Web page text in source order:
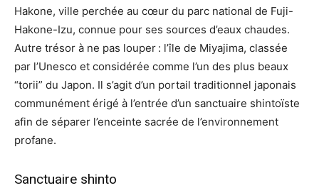
Hakone, ville perchée au cœur du parc national de Fuji-
Hakone-Izu, connue pour ses sources d’eaux chaudes.
Autre trésor à ne pas louper : l’île de Miyajima, classée
par l’Unesco et considérée comme l’un des plus beaux
“torii” du Japon. Il s’agit d’un portail traditionnel japonais
communément érigé à l’entrée d’un sanctuaire shintoïste
afin de séparer l’enceinte sacrée de l’environnement
profane.
Sanctuaire shinto